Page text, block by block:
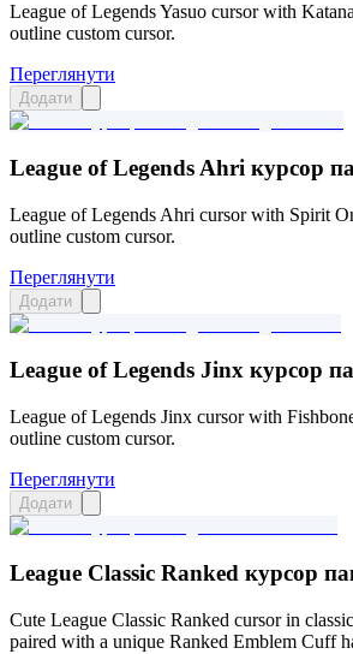
League of Legends Yasuo cursor with
outline custom cursor.
Переглянути
Додати
League of Legends Ahri курсор
League of Legends Ahri cursor with Spirit
outline custom cursor.
Переглянути
Додати
League of Legends Jinx курсор
League of Legends Jinx cursor with
outline custom cursor.
Переглянути
Додати
League Classic Ranked курсор
Cute League Classic Ranked cursor in
paired with a unique Ranked Emblem Cuff